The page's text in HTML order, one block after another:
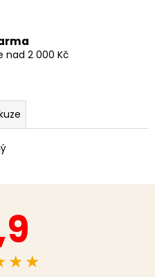
nad 2 000 Kč